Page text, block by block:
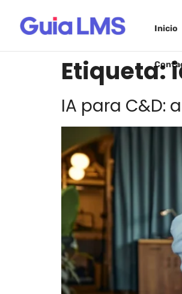
Inicio
Etiqueta:
IA para C&D: